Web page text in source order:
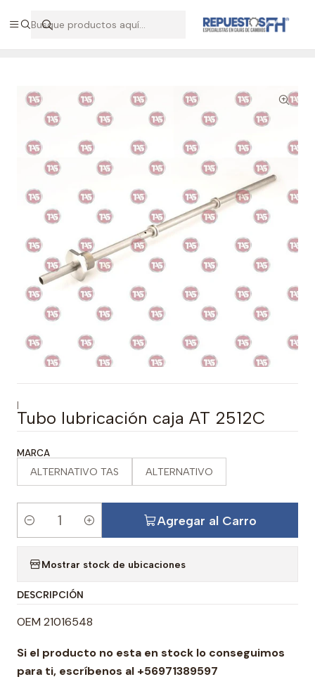
Hablemos por WhatsApp +56 9 7138 9597 / +56 9 8500 2568
|
Tubo lubricación caja AT 2512C
MARCA
ALTERNATIVO TAS ALTERNATIVO
i
d
d
Agregar al Carro
Mostrar stock de ubicaciones
DESCRIPCIÓN
OEM 21016548
Si el producto no esta en stock lo conseguimos
para ti, escríbenos al +56971389597